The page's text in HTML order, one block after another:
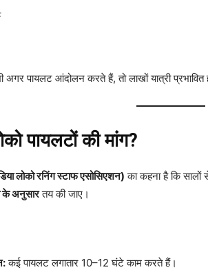
अगर पायलट आंदोलन करते हैं, तो लाखों यात्री
पायलटों की मांग?
लोको रनिंग स्टाफ एसोसिएशन) का कहना है कि
के अनुसारतय की जाए।
कई पायलट लगातार 10–12 घंटे काम करते हैं।